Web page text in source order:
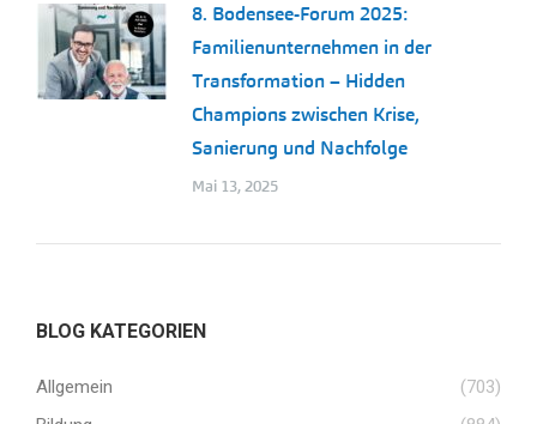
8. Bodensee-Forum 2025:
Familienunternehmen in der
Transformation – Hidden
Champions zwischen Krise,
Sanierung und Nachfolge
Mai 13, 2025
BLOG KATEGORIEN
Allgemein
(703)